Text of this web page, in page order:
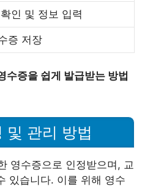
인 및 정보 입력
증 저장
수증을 쉽게 발급받는 방법
및 관리 방법
영수증으로 인정받으며, 교
있습니다. 이를 위해 영수